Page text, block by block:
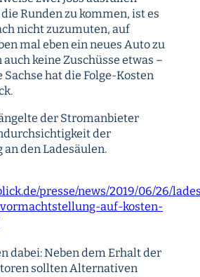
Runden zu kommen, ist es
nicht zuzumuten, auf
mal eben ein neues Auto zu
keine Zuschüsse etwas –
hat die Folge-Kosten
der Stromanbieter
der
den Ladesäulen.
presse/news/2019/06/26/
auf-kosten-
dabei: Neben dem Erhalt der
sollten Alternativen